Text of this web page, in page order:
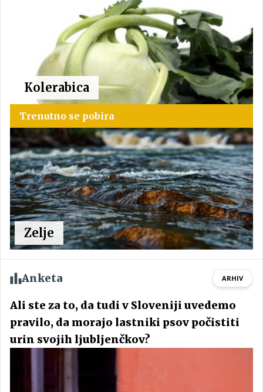
Kolerabica
Trenutno se pobira
Zelje
Anketa ARHIV
Ali ste za to, da tudi v Sloveniji uvedemo
pravilo, da morajo lastniki psov počistiti
urin svojih ljubljenčkov?